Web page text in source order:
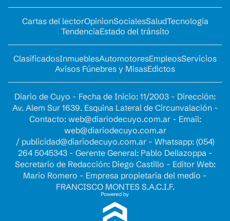
Cartas del lectorOpinionSocialesSaludTecnología
TendenciaEstado del tránsito
ClasificadosInmueblesAutomotoresEmpleosServicios
Avisos Fúnebres y MisasEdictos
Diario de Cuyo - Fecha de Inicio: 11/2003 - Dirección:
Av. Alem Sur 1639. Esquina Lateral de Circunvalación -
Contacto: web@diariodecuyo.com.ar- Email:
web@diariodecuyo.com.ar
/ publicidad@diariodecuyo.com.ar- Whatsapp: (054)
264 5045343 - Gerente General: Pablo Dellazoppa -
Secretario de Redacción: Diego Castillo - Editor Web:
Mario Romero - Empresa propietaria del medio -
FRANCISCO MONTES S.A.C.I.F.